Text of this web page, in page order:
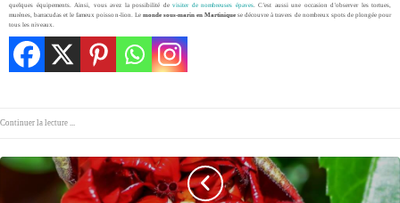
quelques équipements. Ainsi, vous avez la possibilité de visiter de nombreuses épaves. C’est aussi une occasion d’observer les tortues,
murènes, barracudas et le fameux poisson-lion. Le monde sous-marin en Martinique se découvre à travers de nombreux spots de plongée pour
tous les niveaux.
Continuer la lecture ...